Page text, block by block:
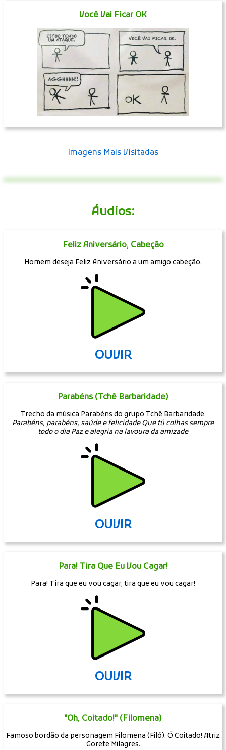
Você Vai Ficar OK
Imagens Mais Visitadas
Áudios:
Feliz Aniversário, Cabeção
Homem deseja Feliz Aniversário a um amigo cabeção.
OUVIR
Parabéns (Tchê Barbaridade)
Trecho da música Parabéns do grupo Tchê Barbaridade.
Parabéns, parabéns, saúde e felicidade Que tú colhas sempre
todo o dia Paz e alegria na lavoura da amizade
OUVIR
Para! Tira Que Eu Vou Cagar!
Para! Tira que eu vou cagar, tira que eu vou cagar!
OUVIR
"Oh, Coitado!" (Filomena)
Famoso bordão da personagem Filomena (Filó). Ó Coitado! Atriz
Gorete Milagres.